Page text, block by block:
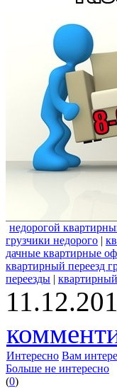
недорогой
грузчики недорого |
дачные квартирные
квартирный переезд
переезды |
Интересно Вам
Больше не интересно
(0)